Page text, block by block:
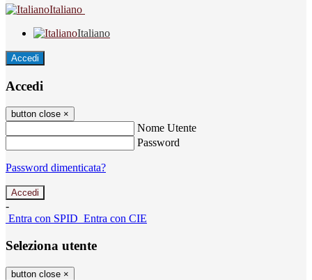
Italiano
Italiano
Accedi
Accedi
button close ×
Nome Utente
Password
Password dimenticata?
-
Entra con SPID Entra con CIE
Seleziona utente
button close ×